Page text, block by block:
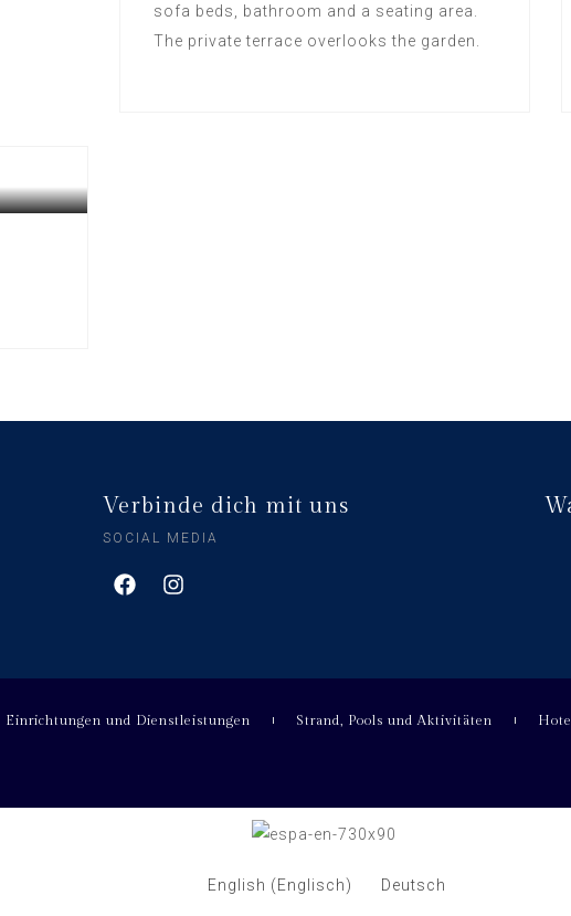
sofa beds, bathroom and a seating area.
The private terrace overlooks the garden.
Verbinde dich mit uns
SOCIAL MEDIA
Einrichtungen und Dienstleistungen Strand, Pools und Aktivitäten
English (Englisch) Deutsch